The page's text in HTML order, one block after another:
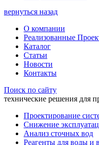
вернуться назад
О компании
Реализованные
Каталог
Статьи
Новости
Контакты
Поиск по сайту
технические решения для
Проектирование
Снижение
Анализ сточных вод
Реагенты для воды и